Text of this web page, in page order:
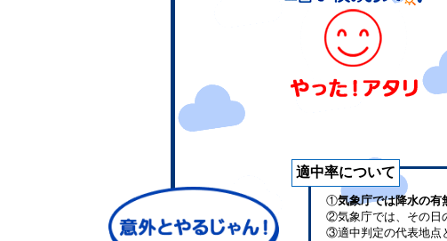
適中率について
①気象庁では降水の有
②気象庁では、その日
③適中判定の代表地点